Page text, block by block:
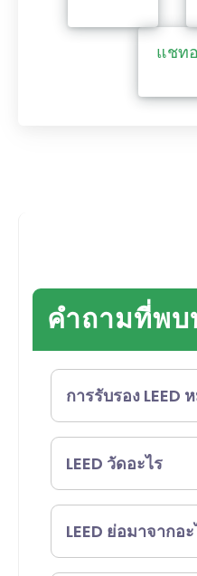
แชท
คำถามที่พบ
การรับรอง LEED
การรับรอง LEED
ได้รับการยอมรับ
รับรองอาคารแล
โครงสร้างสีเขีย
LEED วัดอะไร
LEED ซึ่งรู้จักกัน
Energy and
LEED ย่อมาจากอ